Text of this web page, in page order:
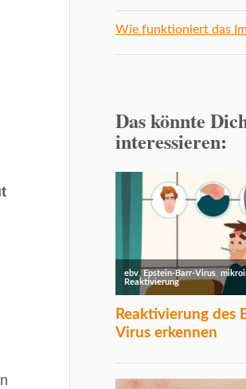
Wie funktioniert das
Das könnte
interessieren: